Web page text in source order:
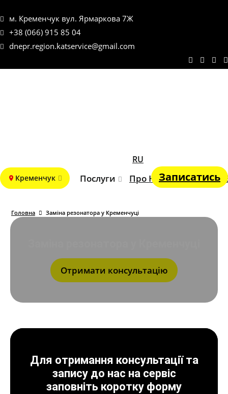
м. Кременчук вул. Ярмаркова 7Ж
+38 (066) 915 85 04
dnepr.region.katservice@gmail.com
Кременчук Послуги Про Нас Портфоліо
RU
Записатись
Головна Заміна резонатора у Кременчуці
Отримати консультацію
Для отримання консультації та
запису до нас на сервіс
заповніть коротку форму